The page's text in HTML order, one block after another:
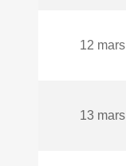
12 mars
13 mars